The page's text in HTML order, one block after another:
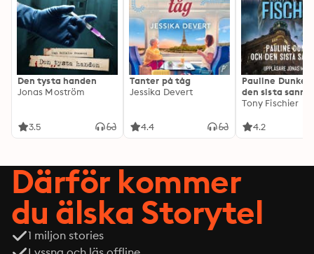
Den tysta handen
Jonas Moström
3.5
Tanter på tåg
Jessika Devert
4.4
Pauline Dunker
den sista
Tony Fischier
4.2
Därför kommer
du älska Storytel
1 miljon stories